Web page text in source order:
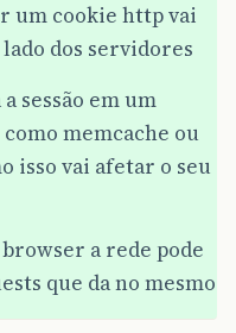
um cookie http vai
dos servidores
sessão em um
memcache ou
isso vai afetar o seu
a rede pode
que da no mesmo